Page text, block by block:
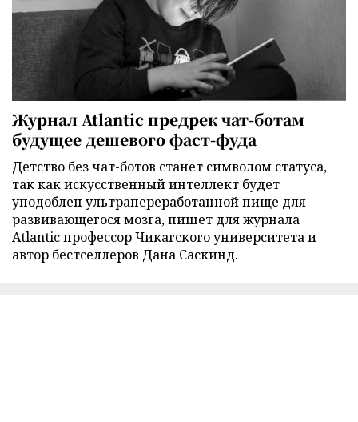
Журнал Atlantic предрек чат-ботам
будущее дешевого фаст-фуда
Детство без чат-ботов станет символом статуса,
так как искусственный интеллект будет
уподоблен ультрапереработанной пище для
развивающегося мозга, пишет для журнала
Atlantic профессор Чикагского университета и
автор бестселлеров Дана Саскинд.